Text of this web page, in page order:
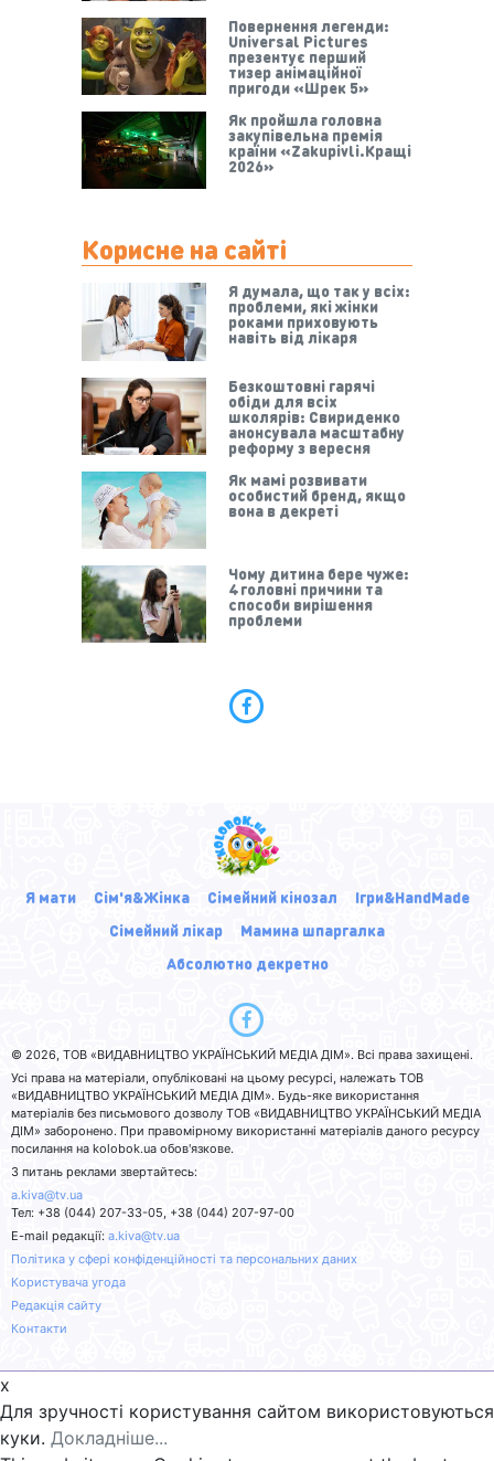
Повернення легенди:
Universal Pictures
презентує перший
тизер анімаційної
пригоди «Шрек 5»
Як пройшла головна
закупівельна премія
країни «Zakupivli.Кращі
2026»
Корисне на сайті
Я думала, що так у всіх:
проблеми, які жінки
роками приховують
навіть від лікаря
Безкоштовні гарячі
обіди для всіх
школярів: Свириденко
анонсувала масштабну
реформу з вересня
Як мамі розвивати
особистий бренд, якщо
вона в декреті
Чому дитина бере чуже:
4 головні причини та
способи вирішення
проблеми
Я мати Сім'я&Жінка Сімейний кінозал
Ігри&HandMade
Сімейний лікар
Мамина шпаргалка
Абсолютно декретно
© 2026, ТОВ «ВИДАВНИЦТВО УКРАЇНСЬКИЙ МЕДІА ДІМ». Всі права захищені.
Усі права на матеріали, опубліковані на цьому ресурсі, належать ТОВ
«ВИДАВНИЦТВО УКРАЇНСЬКИЙ МЕДІА ДІМ». Будь-яке використання
матеріалів без письмового дозволу ТОВ «ВИДАВНИЦТВО УКРАЇНСЬКИЙ МЕДІА
ДІМ» заборонено. При правомірному використанні матеріалів даного ресурсу
посилання на kolobok.ua обов'язкове.
З питань реклами звертайтесь:
a.kiva@tv.ua
Тел: +38 (044) 207-33-05, +38 (044) 207-97-00
E-mail редакції: a.kiva@tv.ua
Політика у сфері конфіденційності та персональних даних
Користувача угода
Редакція сайту
Контакти
x
Для зручності користування сайтом використовуються
куки. Докладніше...